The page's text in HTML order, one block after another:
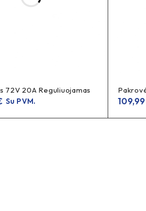
Compact charger for everyday use.
Bosch 4A pakrovėjas,
Bosch pakrovėjas, Bosch eBike
72V 20A Reguliuojamas
Su PVM. 109,99